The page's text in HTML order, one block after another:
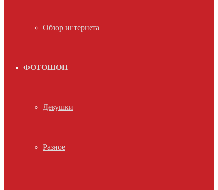
Обзор интернета
ФОТОШОП
Девушки
Разное